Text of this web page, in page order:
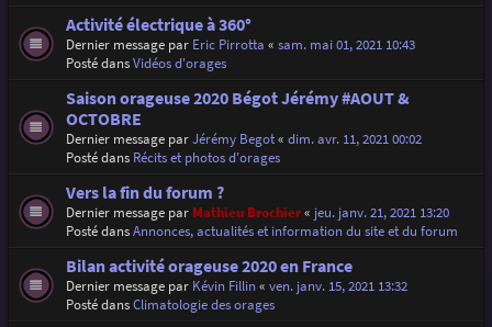
Activité électrique à 360°
Dernier message par Eric Pirrotta « sam. mai 01, 2021 10:43
Posté dansVidéos d'orages
Saison orageuse 2020 Bégot Jérémy #AOUT &
OCTOBRE
Dernier message parJérémy Begot« dim. avr. 11, 2021 00:02
Posté dans Récits et photos d'orages
Vers la fin du forum ?
Dernier message par Mathieu Brochier« jeu. janv. 21, 2021 13:20
Posté dansAnnonces, actualités et information du site et du forum
Bilan activité orageuse 2020 en France
Dernier message par Kévin Fillin« ven. janv. 15, 2021 13:32
Posté dansClimatologie des orages